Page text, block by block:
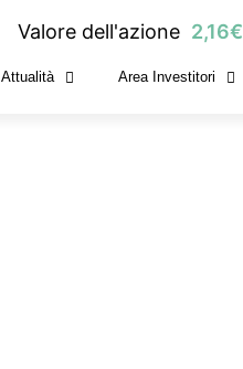
Valore dell'azione 2,16€
Attualità Area Investitori